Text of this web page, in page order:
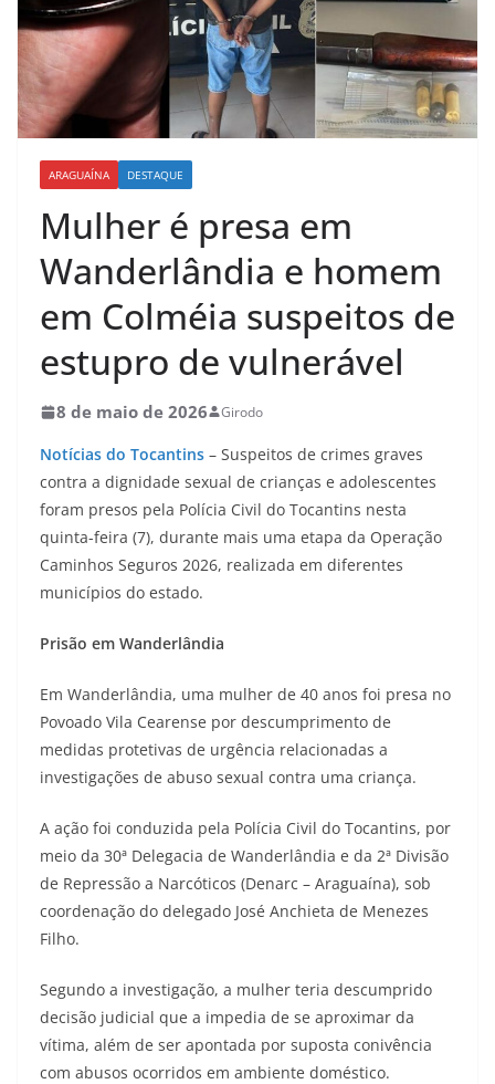
ARAGUAÍNA DESTAQUE
Mulher é presa em
Wanderlândia e homem
em Colméia suspeitos de
estupro de vulnerável
8 de maio de 2026 Girodo
Notícias do Tocantins – Suspeitos de crimes graves
contra a dignidade sexual de crianças e adolescentes
foram presos pela Polícia Civil do Tocantins nesta
quinta-feira (7), durante mais uma etapa da Operação
Caminhos Seguros 2026, realizada em diferentes
municípios do estado.
Prisão em Wanderlândia
Em Wanderlândia, uma mulher de 40 anos foi presa no
Povoado Vila Cearense por descumprimento de
medidas protetivas de urgência relacionadas a
investigações de abuso sexual contra uma criança.
A ação foi conduzida pela Polícia Civil do Tocantins, por
meio da 30ª Delegacia de Wanderlândia e da 2ª Divisão
de Repressão a Narcóticos (Denarc – Araguaína), sob
coordenação do delegado José Anchieta de Menezes
Filho.
Segundo a investigação, a mulher teria descumprido
decisão judicial que a impedia de se aproximar da
vítima, além de ser apontada por suposta conivência
com abusos ocorridos em ambiente doméstico.